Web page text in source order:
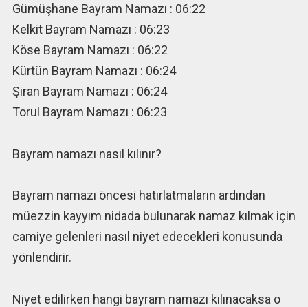
Gümüşhane Bayram Namazı : 06:22
Kelkit Bayram Namazı : 06:23
Köse Bayram Namazı : 06:22
Kürtün Bayram Namazı : 06:24
Şiran Bayram Namazı : 06:24
Torul Bayram Namazı : 06:23
Bayram namazı nasıl kılınır?
Bayram namazı öncesi hatırlatmaların ardından
müezzin kayyım nidada bulunarak namaz kılmak için
camiye gelenleri nasıl niyet edecekleri konusunda
yönlendirir.
Niyet edilirken hangi bayram namazı kılınacaksa o